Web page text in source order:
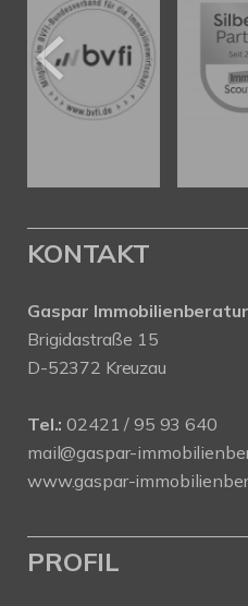
KONTAKT
Gaspar
Brigidastraße 15
D-52372 Kreuzau
Tel.: 02421 / 95 93 640
mail@gaspar-
www.gaspar-
PROFIL